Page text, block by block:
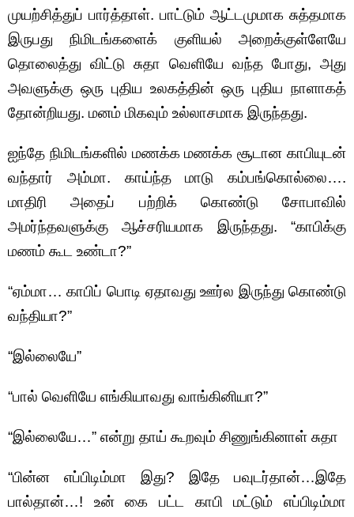
முயற்சித்துப் பார்த்தாள். பாட்டும் ஆட்டமுமாக சுத்தமாக
இருபது நிமிடங்களைக் குளியல் அறைக்குள்ளேயே
தொலைத்து விட்டு சுதா வெளியே வந்த போது, அது
அவளுக்கு ஒரு புதிய உலகத்தின் ஒரு புதிய நாளாகத்
தோன்றியது. மனம் மிகவும் உல்லாசமாக இருந்தது.
ஐந்தே நிமிடங்களில் மணக்க மணக்க சூடான காபியுடன்
வந்தார் அம்மா. காய்ந்த மாடு கம்பங்கொல்லை….
மாதிரி அதைப் பற்றிக் கொண்டு சோபாவில்
அமர்ந்தவளுக்கு ஆச்சரியமாக இருந்தது. “காபிக்கு
மணம் கூட உண்டா?”
“ஏம்மா… காபிப் பொடி ஏதாவது ஊர்ல இருந்து கொண்டு
வந்தியா?”
“இல்லையே”
“பால் வெளியே எங்கியாவது வாங்கினியா?”
“இல்லையே…” என்று தாய் கூறவும் சிணுங்கினாள் சுதா
“பின்ன எப்பிடிம்மா இது? இதே பவுடர்தான்…இதே
பால்தான்…! உன் கை பட்ட காபி மட்டும் எப்பிடிம்மா